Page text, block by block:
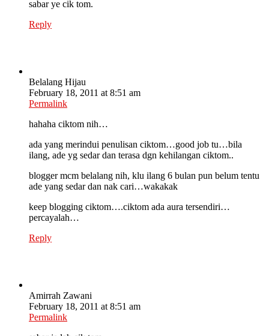
sabar ye cik tom.
Reply
Belalang Hijau
February 18, 2011 at 8:51 am
Permalink
hahaha ciktom nih…
ada yang merindui penulisan ciktom…good job tu…bila
ilang, ade yg sedar dan terasa dgn kehilangan ciktom..
blogger mcm belalang nih, klu ilang 6 bulan pun belum tentu
ade yang sedar dan nak cari…wakakak
keep blogging ciktom….ciktom ada aura tersendiri…
percayalah…
Reply
Amirrah Zawani
February 18, 2011 at 8:51 am
Permalink